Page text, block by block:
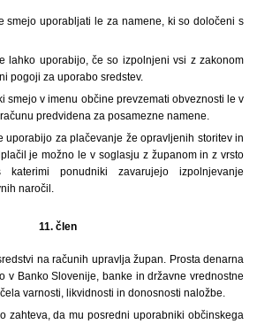
smejo uporabljati le za namene, ki so določeni s
lahko uporabijo, če so izpolnjeni vsi z zakonom
pogoji za uporabo sredstev.
smejo v imenu občine prevzemati obveznosti le v
predvidena za posamezne namene.
uporabijo za plačevanje že opravljenih storitev in
je možno le v soglasju z županom in z vrsto
katerimi ponudniki zavarujejo izpolnjevanje
naročil.
11. člen
na računih upravlja župan. Prosta denarna
v Banko Slovenije, banke in državne vrednostne
varnosti, likvidnosti in donosnosti naložbe.
zahteva, da mu posredni uporabniki občinskega